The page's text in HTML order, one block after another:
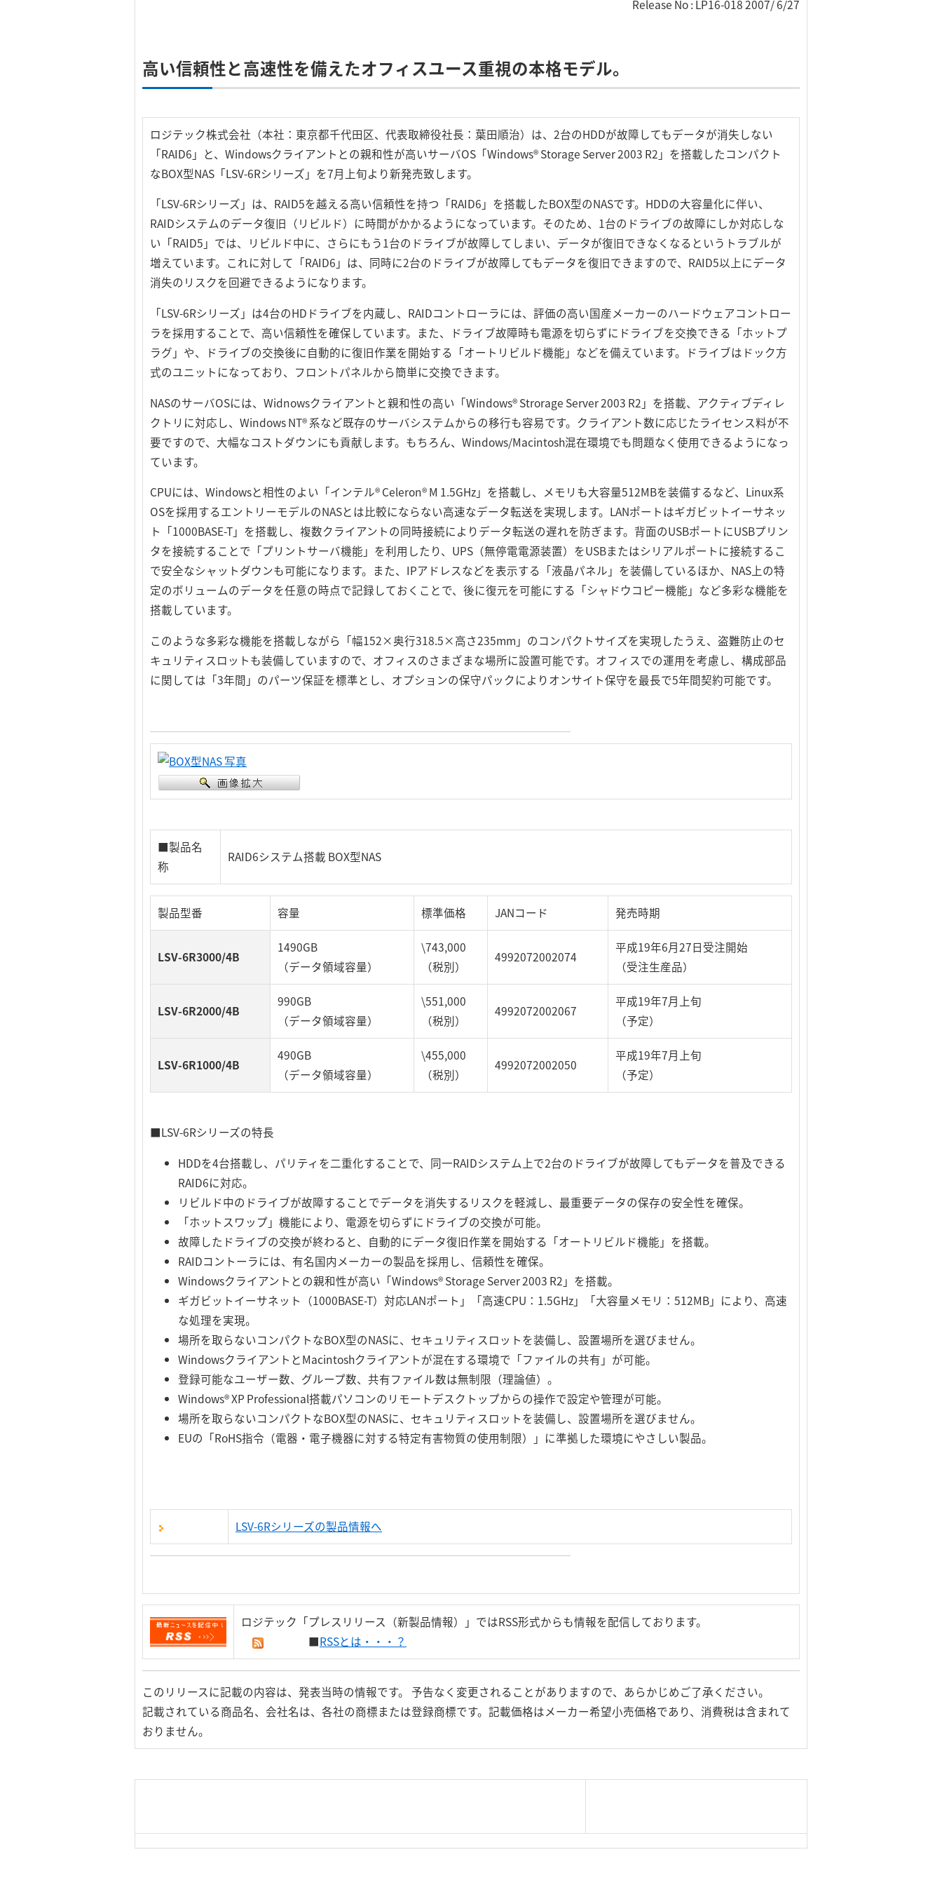
Release No : LP16-018 2007/ 6/27
高い信頼性と高速性を備えたオフィスユース重視の本格モデル。
ロジテック株式会社（本社：東京都千代田区、代表取締役社長：葉田順治）は、2台のHDDが故障してもデータが消失しない
「RAID6」と、Windowsクライアントとの親和性が高いサーバOS「Windows® Storage Server 2003 R2」を搭載したコンパクト
なBOX型NAS「LSV-6Rシリーズ」を7月上旬より新発売致します。
「LSV-6Rシリーズ」は、RAID5を越える高い信頼性を持つ「RAID6」を搭載したBOX型のNASです。HDDの大容量化に伴い、
RAIDシステムのデータ復旧（リビルド）に時間がかかるようになっています。そのため、1台のドライブの故障にしか対応しな
い「RAID5」では、リビルド中に、さらにもう1台のドライブが故障してしまい、データが復旧できなくなるというトラブルが
増えています。これに対して「RAID6」は、同時に2台のドライブが故障してもデータを復旧できますので、RAID5以上にデータ
消失のリスクを回避できるようになります。
「LSV-6Rシリーズ」は4台のHDドライブを内蔵し、RAIDコントローラには、評価の高い国産メーカーのハードウェアコントロー
ラを採用することで、高い信頼性を確保しています。また、ドライブ故障時も電源を切らずにドライブを交換できる「ホットプ
ラグ」や、ドライブの交換後に自動的に復旧作業を開始する「オートリビルド機能」などを備えています。ドライブはドック方
式のユニットになっており、フロントパネルから簡単に交換できます。
NASのサーバOSには、Widnowsクライアントと親和性の高い「Windows® Strorage Server 2003 R2」を搭載、アクティブディレ
クトリに対応し、Windows NT® 系など既存のサーバシステムからの移行も容易です。クライアント数に応じたライセンス料が不
要ですので、大幅なコストダウンにも貢献します。もちろん、Windows/Macintosh混在環境でも問題なく使用できるようになっ
ています。
CPUには、Windowsと相性のよい「インテル® Celeron® M 1.5GHz」を搭載し、メモリも大容量512MBを装備するなど、Linux系
OSを採用するエントリーモデルのNASとは比較にならない高速なデータ転送を実現します。LANポートはギガビットイーサネッ
ト「1000BASE-T」を搭載し、複数クライアントの同時接続によりデータ転送の遅れを防ぎます。背面のUSBポートにUSBプリン
タを接続することで「プリントサーバ機能」を利用したり、UPS（無停電電源装置）をUSBまたはシリアルポートに接続するこ
で安全なシャットダウンも可能になります。また、IPアドレスなどを表示する「液晶パネル」を装備しているほか、NAS上の特
定のボリュームのデータを任意の時点で記録しておくことで、後に復元を可能にする「シャドウコピー機能」など多彩な機能を
搭載しています。
このような多彩な機能を搭載しながら「幅152×奥行318.5×高さ235mm」のコンパクトサイズを実現したうえ、盗難防止のセ
キュリティスロットも装備していますので、オフィスのさまざまな場所に設置可能です。オフィスでの運用を考慮し、構成部品
に関しては「3年間」のパーツ保証を標準とし、オプションの保守パックによりオンサイト保守を最長で5年間契約可能です。
■製品名
称
RAID6システム搭載 BOX型NAS
製品型番 容量 標準価格 JANコード 発売時期
LSV-6R3000/4B
1490GB
（データ領域容量）
\743,000
（税別）
4992072002074
平成19年6月27日受注開始
（受注生産品）
LSV-6R2000/4B
990GB
（データ領域容量）
\551,000
（税別）
4992072002067
平成19年7月上旬
（予定）
LSV-6R1000/4B
490GB
（データ領域容量）
\455,000
（税別）
4992072002050
平成19年7月上旬
（予定）
■LSV-6Rシリーズの特長
HDDを4台搭載し、パリティを二重化することで、同一RAIDシステム上で2台のドライブが故障してもデータを普及できる
RAID6に対応。
リビルド中のドライブが故障することでデータを消失するリスクを軽減し、最重要データの保存の安全性を確保。
「ホットスワップ」機能により、電源を切らずにドライブの交換が可能。
故障したドライブの交換が終わると、自動的にデータ復旧作業を開始する「オートリビルド機能」を搭載。
RAIDコントーラには、有名国内メーカーの製品を採用し、信頼性を確保。
Windowsクライアントとの親和性が高い「Windows® Storage Server 2003 R2」を搭載。
ギガビットイーサネット（1000BASE-T）対応LANポート」「高速CPU：1.5GHz」「大容量メモリ：512MB」により、高速
な処理を実現。
場所を取らないコンパクトなBOX型のNASに、セキュリティスロットを装備し、設置場所を選びません。
WindowsクライアントとMacintoshクライアントが混在する環境で「ファイルの共有」が可能。
登録可能なユーザー数、グループ数、共有ファイル数は無制限（理論値）。
Windows® XP Professional搭載パソコンのリモートデスクトップからの操作で設定や管理が可能。
場所を取らないコンパクトなBOX型のNASに、セキュリティスロットを装備し、設置場所を選びません。
EUの「RoHS指令（電器・電子機器に対する特定有害物質の使用制限）」に準拠した環境にやさしい製品。
LSV-6Rシリーズの製品情報へ
ロジテック「プレスリリース（新製品情報）」ではRSS形式からも情報を配信しております。
■RSSとは・・・？
このリリースに記載の内容は、発表当時の情報です。 予告なく変更されることがありますので、あらかじめご了承ください。
記載されている商品名、会社名は、各社の商標または登録商標です。記載価格はメーカー希望小売価格であり、消費税は含まれて
おりません。